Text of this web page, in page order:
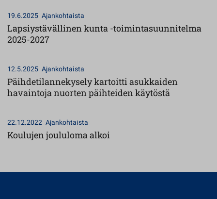
19.6.2025 Ajankohtaista
Lapsiystävällinen kunta -toimintasuunnitelma
2025-2027
12.5.2025 Ajankohtaista
Päihdetilannekysely kartoitti asukkaiden
havaintoja nuorten päihteiden käytöstä
22.12.2022 Ajankohtaista
Koulujen joululoma alkoi